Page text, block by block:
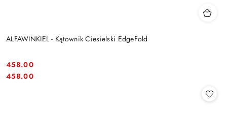
ALFAWINKIEL - Kątownik Ciesielski EdgeFold
Cena:
458.00
Cena:
458.00